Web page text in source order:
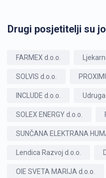
Drugi posjetitelji su
FARMEX d.o.o.
SOLVIS d.o.o.
INCLUDE d.o.o. Udruga
SOLEX ENERGY d.o.o.
SUNČANA ELEKTRANA
Lendica Razvoj d.o.o.
OIE SVETA MARIJA d.o.o.